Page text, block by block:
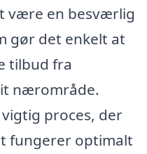
være en besværlig
gør det enkelt at
tilbud fra
nærområde.
proces, der
fungerer optimalt